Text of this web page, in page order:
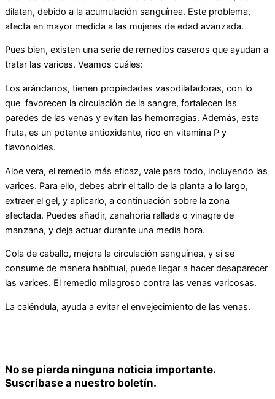
dilatan, debido a la acumulación sanguínea. Este problema,
afecta en mayor medida a las mujeres de edad avanzada.
Pues bien, existen una serie de remedios caseros que ayudan a
tratar las varices. Veamos cuáles:
Los arándanos, tienen propiedades vasodilatadoras, con lo
que favorecen la circulación de la sangre, fortalecen las
paredes de las venas y evitan las hemorragias. Además, esta
fruta, es un potente antioxidante, rico en vitamina P y
flavonoides.
Aloe vera, el remedio más eficaz, vale para todo, incluyendo las
varices. Para ello, debes abrir el tallo de la planta a lo largo,
extraer el gel, y aplicarlo, a continuación sobre la zona
afectada. Puedes añadir, zanahoria rallada o vinagre de
manzana, y deja actuar durante una media hora.
Cola de caballo, mejora la circulación sanguínea, y si se
consume de manera habitual, puede llegar a hacer desaparecer
las varices. El remedio milagroso contra las venas varicosas.
La caléndula, ayuda a evitar el envejecimiento de las venas.
No se pierda ninguna noticia importante.
Suscríbase a nuestro boletín.